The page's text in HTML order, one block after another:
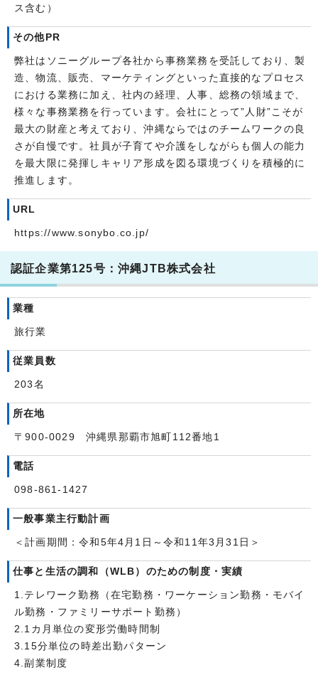
ス含む）
その他PR
弊社はソニーグループ各社から事務業務を受託しており、製
造、物流、販売、マーケティングといった直接的なプロセス
における業務に加え、社内の経理、人事、総務の領域まで、
様々な事務業務を行っています。会社にとって”人財”こそが
最大の財産と考えており、沖縄ならではのチームワークの良
さが自慢です。社員が子育てや介護をしながらも個人の能力
を最大限に発揮しキャリア形成を図る環境づくりを積極的に
推進します。
URL
https://www.sonybo.co.jp/
認証企業第125号：沖縄JTB株式会社
業種
旅行業
従業員数
203名
所在地
〒900-0029 沖縄県那覇市旭町112番地1
電話
098-861-1427
一般事業主行動計画
＜計画期間：令和5年4月1日～令和11年3月31日＞
仕事と生活の調和（WLB）のための制度・実績
1.テレワーク勤務（在宅勤務・ワーケーション勤務・モバイ
ル勤務・ファミリーサポート勤務）
2.1カ月単位の変形労働時間制
3.15分単位の時差出勤パターン
4.副業制度